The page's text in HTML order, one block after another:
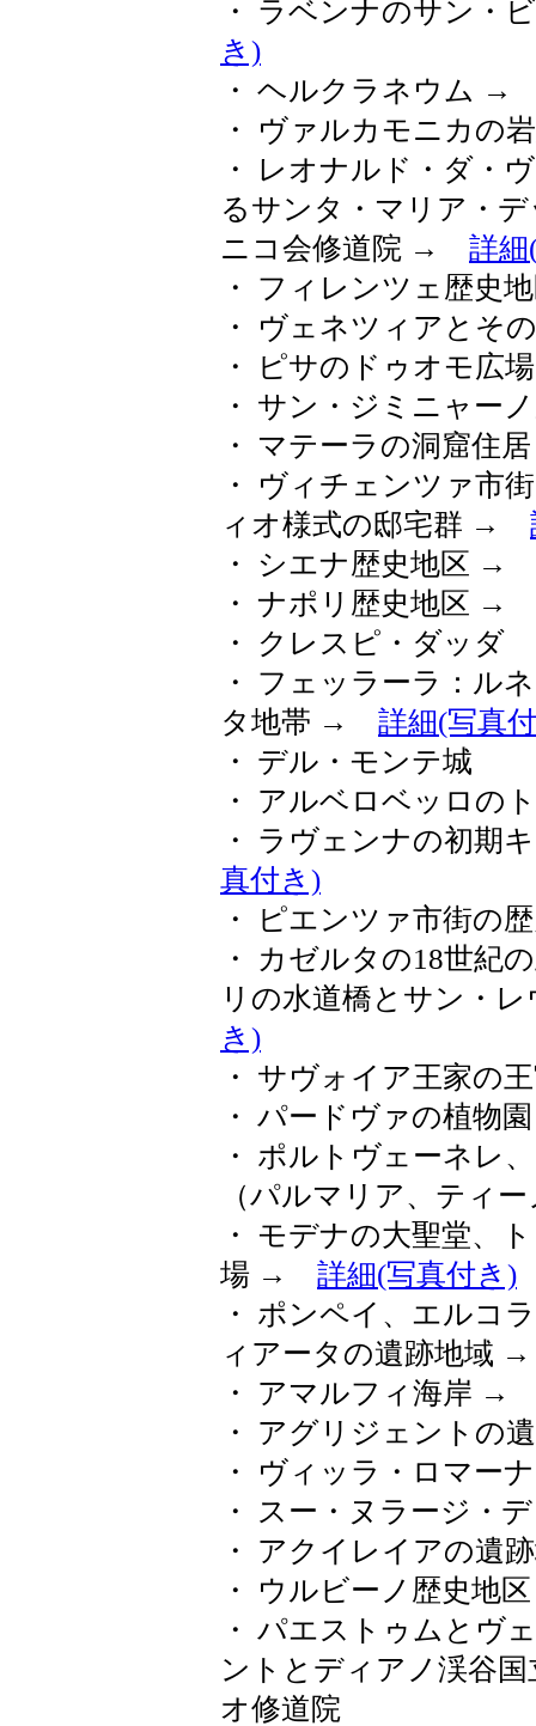
・ ラベンナのサン
き)
・ ヘルクラネウム
・ ヴァルカモニカ
・ レオナルド・ダ・
るサンタ・マリア・
ニコ会修道院 → 詳細
・ フィレンツェ歴
・ ヴェネツィアと
・ ピサのドゥオモ
・ サン・ジミニャ
・ マテーラの洞窟住居
・ ヴィチェンツァ市
ィオ様式の邸宅群 →
・ シエナ歴史地区 →
・ ナポリ歴史地区 →
・ クレスピ・ダッダ
・ フェッラーラ：ル
タ地帯 → 詳細(写真
・ デル・モンテ城
・ アルベロベッロ
・ ラヴェンナの初
真付き)
・ ピエンツァ市街の
・ カゼルタの18世紀
リの水道橋とサン・
き)
・ サヴォイア王家の
・ パードヴァの植物
・ ポルトヴェーネレ
（パルマリア、ティ
・ モデナの大聖堂、
場 → 詳細(写真付き)
・ ポンペイ、エルコ
ィアータの遺跡地
・ アマルフィ海岸
・ アグリジェント
・ ヴィッラ・ロマー
・ スー・ヌラージ・
・ アクイレイアの遺
・ ウルビーノ歴史
・ パエストゥムとヴ
ントとディアノ渓谷
オ修道院